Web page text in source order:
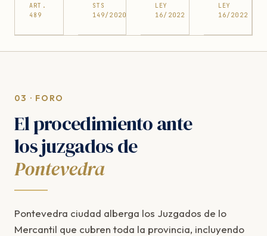
ART.
489
STS
149/2020
LEY
16/2022
LEY
16/2022
03 · FORO
El procedimiento ante
los juzgados de
Pontevedra
Pontevedra ciudad alberga los Juzgados de lo
Mercantil que cubren toda la provincia, incluyendo